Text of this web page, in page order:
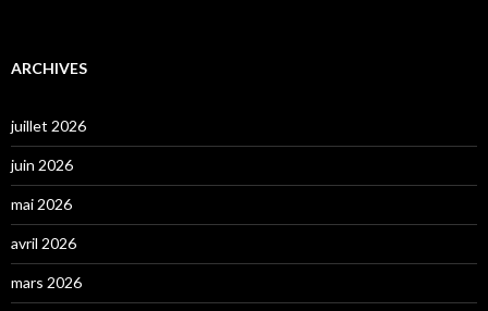
ARCHIVES
juillet 2026
juin 2026
mai 2026
avril 2026
mars 2026